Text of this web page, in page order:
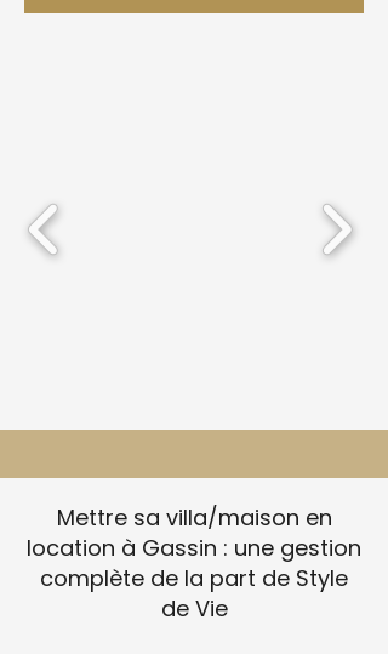
Mettre sa villa/maison en
location à Gassin : une gestion
complète de la part de Style
de Vie